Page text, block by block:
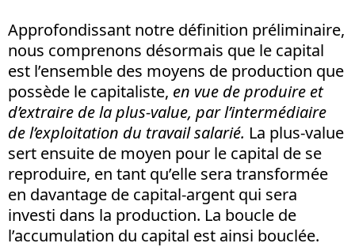
Approfondissant notre définition préliminaire,
nous comprenons désormais que le capital
est l’ensemble des moyens de production que
possède le capitaliste, en vue de produire et
d’extraire de la plus-value, par l’intermédiaire
de l’exploitation du travail salarié. La plus-value
sert ensuite de moyen pour le capital de se
reproduire, en tant qu’elle sera transformée
en davantage de capital-argent qui sera
investi dans la production. La boucle de
l’accumulation du capital est ainsi bouclée.